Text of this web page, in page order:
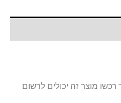
מוצר זה יכולים לרשום